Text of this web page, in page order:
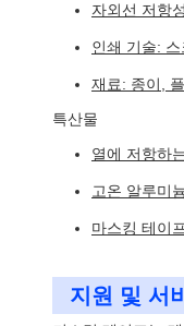
자외선 저항
인쇄 기술:
재료: 종이,
특산물
열에 저항하
고온 알루미
마스킹 테이
지원 및 서